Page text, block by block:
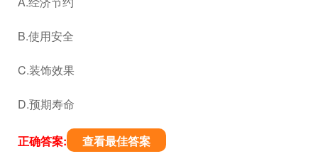
B.使用安全
C.装饰效果
D.预期寿命
正确答案: 查看最佳答案